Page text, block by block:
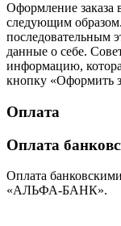
Оформление заказа
следующим
последовательным
данные о себе.
информацию,
кнопку «Оформить
Оплата
Оплата
Оплата
«АЛЬФА-БАНК».